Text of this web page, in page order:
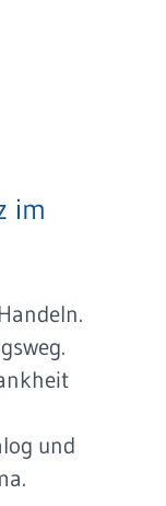
im
und